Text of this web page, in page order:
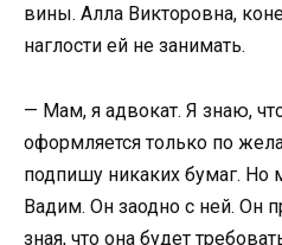
вины. Алла Викторовна,
наглости ей не занимать.
— Мам, я адвокат. Я знаю,
оформляется только по
подпишу никаких бумаг. Но
Вадим. Он заодно с ней. Он
зная, что она будет